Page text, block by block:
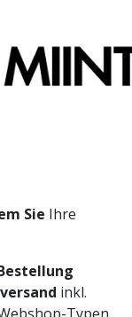
Sie Ihre
inkl.
Typen.